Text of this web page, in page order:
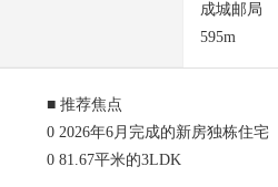
成城邮局
595m
■ 推荐焦点
0 2026年6月完成的新房独栋住宅
0 81.67平米的3LDK